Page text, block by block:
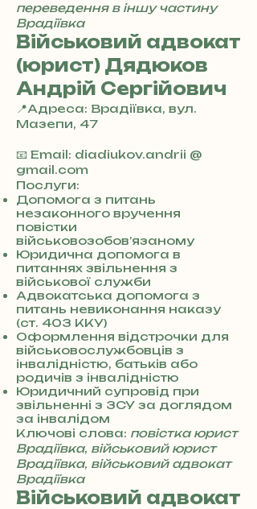
переведення в іншу частину
Врадіївка
Військовий адвокат
(юрист) Дядюков
Андрій Сергійович
📍Адреса: Врадіївка, вул.
Мазепи, 47
3
8
0
7
3
0
4
8
5
7
8
4
📧 Email: diadiukov.andrii @
gmail.com
Послуги:
Допомога з питань
незаконного вручення
повістки
військовозобов’язаному
Юридична допомога в
питаннях звільнення з
військової служби
Адвокатська допомога з
питань невиконання наказу
(ст. 403 ККУ)
Оформлення відстрочки для
військовослужбовців з
інвалідністю, батьків або
родичів з інвалідністю
Юридичний супровід при
звільненні з ЗСУ за доглядом
за інвалідом
Ключові слова: повістка юрист
Врадіївка, військовий юрист
Врадіївка, військовий адвокат
Врадіївка
Військовий адвокат